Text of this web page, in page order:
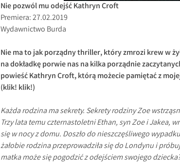
Nie pozwól mu odejść Kathryn Croft
Premiera: 27.02.2019
Wydawnictwo Burda
Nie ma to jak porządny thriller, który zmrozi krew w
na dokładkę porwie nas na kilka porządnie
powieść Kathryn Croft, którą możecie pamiętać z
(klik! klik!)
Każda rodzina ma sekrety. Sekrety rodziny Zoe
Trzy lata temu czternastoletni Ethan, syn Zoe i Jakea,
się w nocy z domu. Doszło do nieszczęśliwego
żałobie rodzina przeprowadziła się do Londynu i
matka może się pogodzić z odejściem swojego